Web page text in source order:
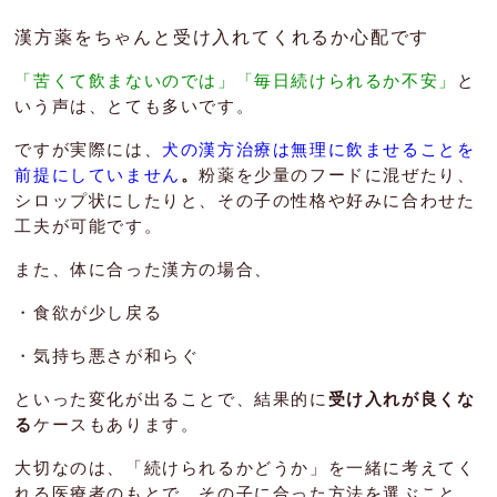
漢方薬をちゃんと受け入れてくれるか心配です
「苦くて飲まないのでは」「毎日続けられるか不安」
と
いう声は、とても多いです。
ですが実際には、 犬の漢方治療は無理に飲ませることを
前提にしていません 。粉薬を少量のフードに混ぜたり、
シロップ状にしたりと、その子の性格や好みに合わせた
工夫が可能です。
また、体に合った漢方の場合、
・食欲が少し戻る
・気持ち悪さが和らぐ
といった変化が出ることで、結果的に 受け入れが良くな
るケースもあります。
大切なのは、「続けられるかどうか」を一緒に考えてく